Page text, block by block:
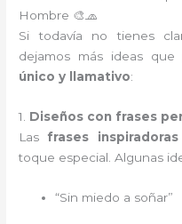
Hombre 🎨🧢
Si todavía no tienes
dejamos más ideas
único y llamativo:
1. Diseños con frases
Las frases inspiradoras
toque especial. Algunas
“Sin miedo a soñar”